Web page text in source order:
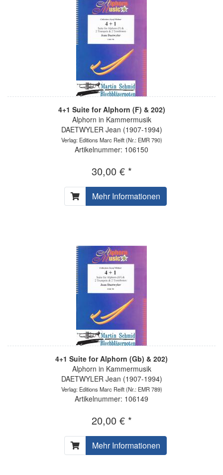
4+1 Suite for Alphorn (F) & 202)
Alphorn in Kammermusik
DAETWYLER Jean (1907-1994)
Verlag: Editions Marc Reift(Nr.: EMR 790)
Artikelnummer: 106150
30,00 € *
Mehr Informationen
4+1 Suite for Alphorn (Gb) & 202)
Alphorn in Kammermusik
DAETWYLER Jean (1907-1994)
Verlag: Editions Marc Reift(Nr.: EMR 789)
Artikelnummer: 106149
20,00 € *
Mehr Informationen